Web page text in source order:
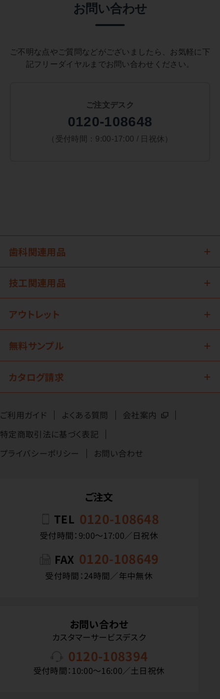
お問い合わせ
ご不明な点やご質問などがございましたら、お気軽に下
記フリーダイヤルまでお問い合わせください。
ご注文デスク
0120-108648
（受付時間：9:00-17:00 / 日祝休）
歯科関連用品
技工関連用品
アウトレット
無料サンプル
カタログ請求
ご利用ガイド よくある質問
会社案内
特定商取引法に基づく表記
プライバシーポリシー
お問い合わせ
ご注文
TEL 0120-108648
受付時間：9:00〜17:00／日祝休
FAX 0120-108649
受付時間：24時間／年中無休
お問い合わせ
カスタマーサービスデスク
0120-108394
受付時間：10:00〜16:00／土日祝休